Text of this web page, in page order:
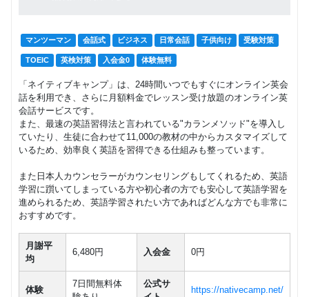
マンツーマン 会話式 ビジネス 日常会話 子供向け 受験対策
TOEIC 英検対策 入会金0 体験無料
「ネイティブキャンプ」は、24時間いつでもすぐにオンライン英会
話を利用でき、さらに月額料金でレッスン受け放題のオンライン英
会話サービスです。
また、最速の英語習得法と言われている"カランメソッド"を導入し
ていたり、生徒に合わせて11,000の教材の中からカスタマイズして
いるため、効率良く英語を習得できる仕組みも整っています。
また日本人カウンセラーがカウンセリングもしてくれるため、英語
学習に躓いてしまっている方や初心者の方でも安心して英語学習を
進められるため、英語学習されたい方であればどんな方でも非常に
おすすめです。
月謝平
均
6,480円 入会金 0円
体験
7日間無料体
公式サ
https://nativecamp.net/